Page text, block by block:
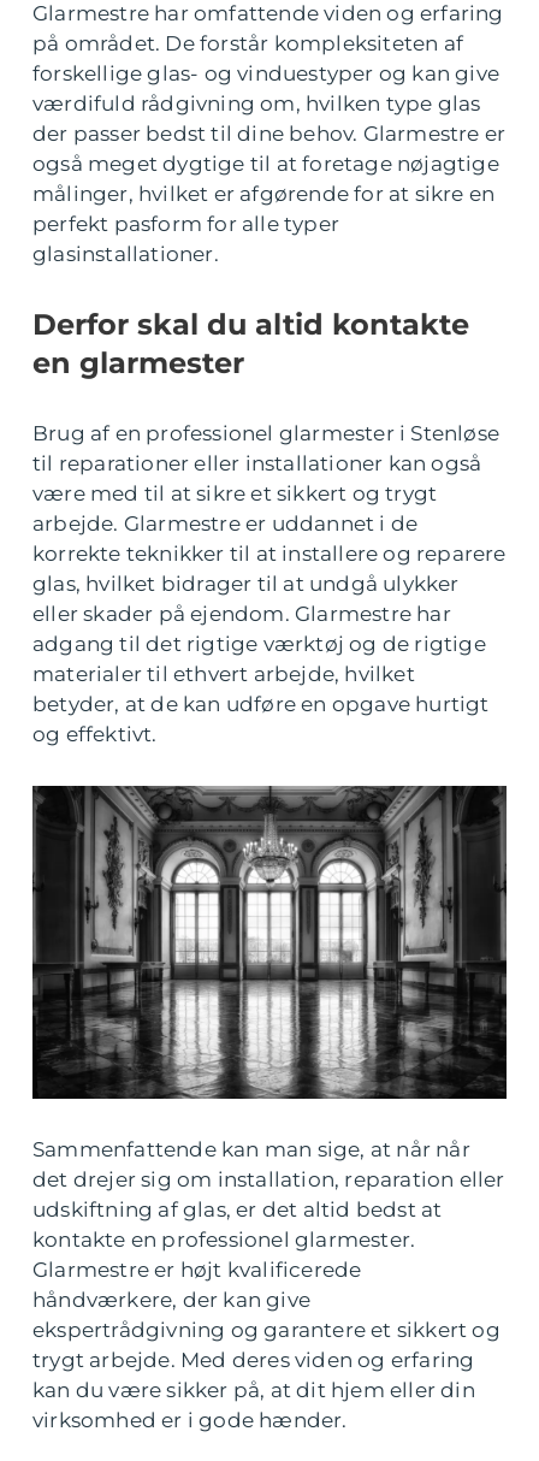
Glarmestre har omfattende viden og erfaring
på området. De forstår kompleksiteten af
forskellige glas- og vinduestyper og kan give
værdifuld rådgivning om, hvilken type glas
der passer bedst til dine behov. Glarmestre er
også meget dygtige til at foretage nøjagtige
målinger, hvilket er afgørende for at sikre en
perfekt pasform for alle typer
glasinstallationer.
Derfor skal du altid kontakte
en glarmester
Brug af en professionel glarmester i Stenløse
til reparationer eller installationer kan også
være med til at sikre et sikkert og trygt
arbejde. Glarmestre er uddannet i de
korrekte teknikker til at installere og reparere
glas, hvilket bidrager til at undgå ulykker
eller skader på ejendom. Glarmestre har
adgang til det rigtige værktøj og de rigtige
materialer til ethvert arbejde, hvilket
betyder, at de kan udføre en opgave hurtigt
og effektivt.
Sammenfattende kan man sige, at når når
det drejer sig om installation, reparation eller
udskiftning af glas, er det altid bedst at
kontakte en professionel glarmester.
Glarmestre er højt kvalificerede
håndværkere, der kan give
ekspertrådgivning og garantere et sikkert og
trygt arbejde. Med deres viden og erfaring
kan du være sikker på, at dit hjem eller din
virksomhed er i gode hænder.